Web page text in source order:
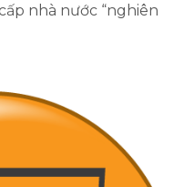
nhà nước “nghiên